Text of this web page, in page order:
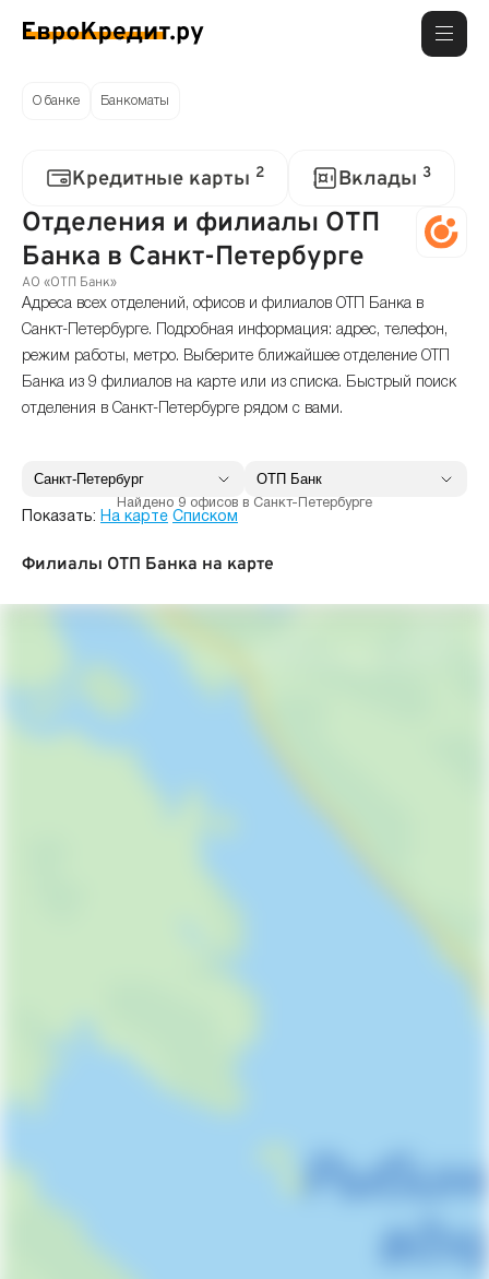
О банке Банкоматы
Кредитные карты 2 Вклады 3
Отделения и филиалы ОТП
Банка в Санкт-Петербурге
АО «ОТП Банк»
Адреса всех отделений, офисов и филиалов ОТП Банка в
Санкт-Петербурге. Подробная информация: адрес, телефон,
режим работы, метро. Выберите ближайшее отделение ОТП
Банка из 9 филиалов на карте или из списка. Быстрый поиск
отделения в Санкт-Петербурге рядом с вами.
Найдено 9 офисов в Санкт-Петербурге
Показать: На карте Списком
Филиалы ОТП Банка на карте